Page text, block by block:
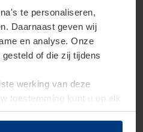
te personaliseren,
Daarnaast geven wij
en analyse. Onze
of die zij tijdens
werking van deze
toestemming kunt u op elk
herroepen.